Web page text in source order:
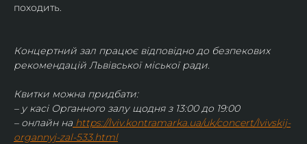
походить.
Концертний зал працює відповідно до безпекових
рекомендацій Львівської міської ради.
Квитки можна придбати:
– у касі Органного залу щодня з 13:00 до 19:00
– онлайн на https://lviv.kontramarka.ua/uk/concert/lvivskij-
organnyj-zal-533.html